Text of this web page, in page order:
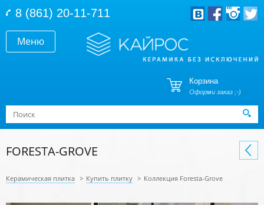
Меню
8 (861) 20-11-711
Корзина
Оформи заказ ;-)
Форма поиска
Поиск
FORESTA-GROVE
Керамическая плитка > Купить плитку > Коллекция Foresta-Grove